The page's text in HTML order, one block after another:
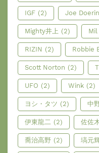
IGF (2) Joe
Mighty井上 (2) Mil
RIZIN (2) Robbie
Scott Norton (2)
UFO (2) Wink (2)
ヨシ・タツ (2) 中
伊東龍二 (2) 佐佐
喬治高野 (2) 塙元